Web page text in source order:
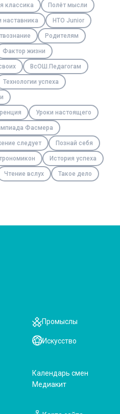
классика Полёт мысли
наставника НТО Junior
Родителям
Фактор жизни
ВсОШ.Педагогам
Технологии успеха
Уроки настоящего
Фасмера
следует Познай себя
История успеха
Чтение вслух Такое дело
Искусство
Промыслы
Календарь смен
Медиакит